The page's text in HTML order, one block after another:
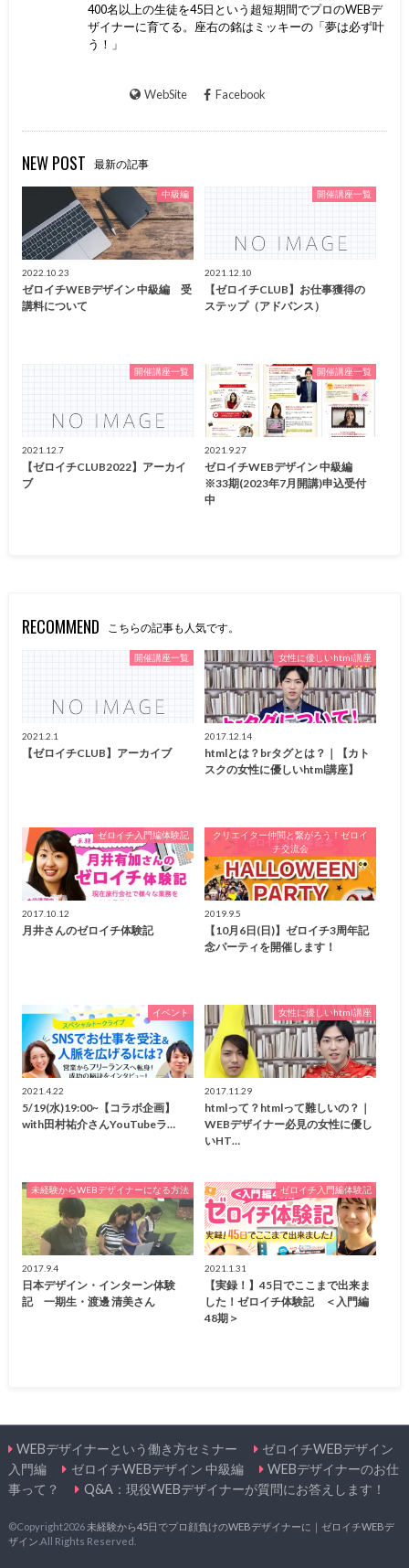
400名以上の生徒を45日という超短期間でプロのWEBデ
ザイナーに育てる。座右の銘はミッキーの「夢は必ず叶
う！」
WebSite Facebook
NEW POST 最新の記事
中級編
2022.10.23
ゼロイチWEBデザイン 中級編 受
講料について
開催講座一覧
2021.12.10
【ゼロイチCLUB】お仕事獲得の
ステップ（アドバンス）
開催講座一覧
2021.12.7
【ゼロイチCLUB2022】アーカイ
ブ
開催講座一覧
2021.9.27
ゼロイチWEBデザイン 中級編
※33期(2023年7月開講)申込受付
中
RECOMMEND こちらの記事も人気です。
開催講座一覧
2021.2.1
【ゼロイチCLUB】アーカイブ
女性に優しいhtml講座
2017.12.14
htmlとは？brタグとは？｜【カト
スクの女性に優しいhtml講座】
ゼロイチ入門編体験記
2017.10.12
月井さんのゼロイチ体験記
クリエイター仲間と繋がろう！ゼロイ
チ交流会
2019.9.5
【10月6日(日)】ゼロイチ3周年記
念パーティを開催します！
イベント
2021.4.22
5/19(水)19:00~【コラボ企画】
with田村祐介さんYouTubeラ…
女性に優しいhtml講座
2017.11.29
htmlって？htmlって難しいの？｜
WEBデザイナー必見の女性に優し
いHT…
未経験からWEBデザイナーになる方法
2017.9.4
日本デザイン・インターン体験
記 一期生・渡邊 清美さん
ゼロイチ入門編体験記
2021.1.31
【実録！】45日でここまで出来ま
した！ゼロイチ体験記 ＜入門編
48期＞
WEBデザイナーという働き方セミナー
ゼロイチWEBデザイン
入門編
ゼロイチWEBデザイン 中級編
WEBデザイナーのお仕
事って？
Q&A：現役WEBデザイナーが質問にお答えします！
©Copyright2026 未経験から45日でプロ顔負けのWEBデザイナーに｜ゼロイチWEBデ
ザイン .All Rights Reserved.